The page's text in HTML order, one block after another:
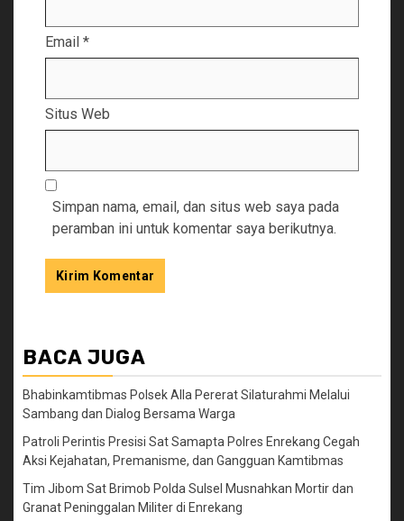
Email *
Situs Web
Simpan nama, email, dan situs web saya pada
peramban ini untuk komentar saya berikutnya.
BACA JUGA
Bhabinkamtibmas Polsek Alla Pererat Silaturahmi Melalui
Sambang dan Dialog Bersama Warga
Patroli Perintis Presisi Sat Samapta Polres Enrekang Cegah
Aksi Kejahatan, Premanisme, dan Gangguan Kamtibmas
Tim Jibom Sat Brimob Polda Sulsel Musnahkan Mortir dan
Granat Peninggalan Militer di Enrekang